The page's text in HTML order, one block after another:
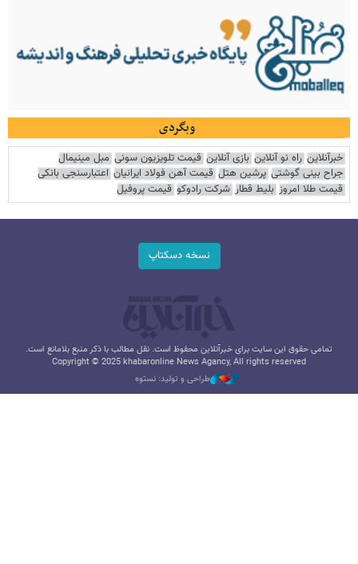
وبگردی
خبرآنلاین راه نو آنلاین بازی آنلاین قیمت تلویزیون سونی مبل مینیمال
جراح بینی گوشتی پرشین هتل قیمت آهن فولاد ایرانیان اعتبارسنجی بانکی
قیمت طلا امروز بلیط قطار شرکت رادوکو قیمت پروفیل
نسخه دسکتاپ
تمامی حقوق این سایت برای خبرآنلاین محفوظ است. نقل مطالب با ذکر منبع بلامانع است.
Copyright © 2025 khabaronline News Agancy, All rights reserved
طراحی و تولید: نستوه